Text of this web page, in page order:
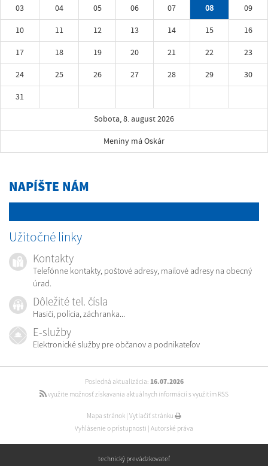
03
04 05 06 07 08
09
10
11 12 13 14 15
16
17
18 19 20 21 22
23
24
25 26 27 28 29
30
31
Sobota, 8. august 2026
Meniny má Oskár
NAPÍŠTE NÁM
Užitočné linky
Kontakty
Telefónne kontakty, poštové adresy, mailové adresy na obecný
úrad.
Dôležité tel. čísla
Hasiči, polícia, záchranka...
E-služby
Elektronické služby pre občanov a podnikateľov
Posledná aktualizácia: 16.07.2026
využite možnosť získavania aktuálnych informácií s využitím RSS
Mapa stránok | Vytlačiť stránku
Vyhlásenie o prístupnosti | Autorské práva
technický prevádzkovateľ